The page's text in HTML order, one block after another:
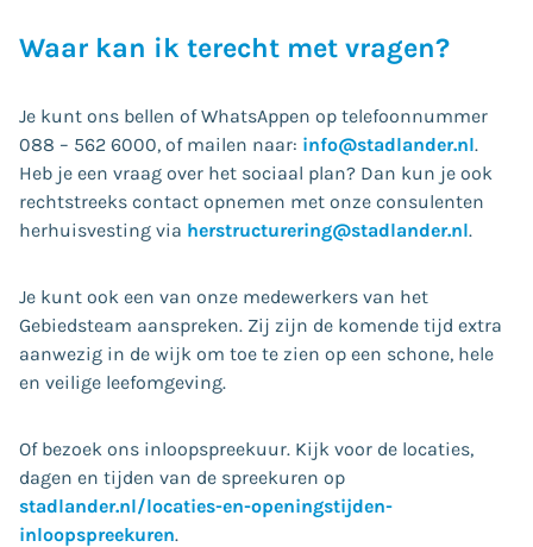
Waar kan ik terecht met vragen?
Je kunt ons bellen of WhatsAppen op telefoonnummer
088 – 562 6000, of mailen naar: info@stadlander.nl.
Heb je een vraag over het sociaal plan? Dan kun je ook
rechtstreeks contact opnemen met onze consulenten
herhuisvesting via herstructurering@stadlander.nl.
Je kunt ook een van onze medewerkers van het
Gebiedsteam aanspreken. Zij zijn de komende tijd extra
aanwezig in de wijk om toe te zien op een schone, hele
en veilige leefomgeving.
Of bezoek ons inloopspreekuur. Kijk voor de locaties,
dagen en tijden van de spreekuren op
stadlander.nl/locaties-en-openingstijden-
inloopspreekuren.